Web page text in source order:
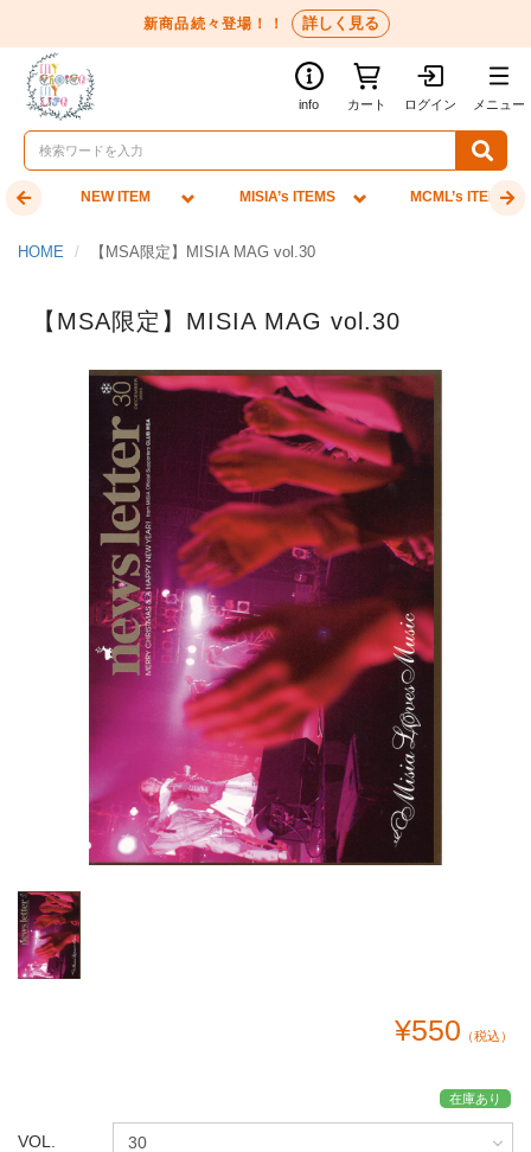
新商品続々登場！！ 詳しく見る
info カート ログイン メニュー
NEW ITEM MISIA’s ITEMS MCML’s ITEMS
HOME 【MSA限定】MISIA MAG vol.30
【MSA限定】MISIA MAG vol.30
¥550 （税込）
在庫あり
VOL.